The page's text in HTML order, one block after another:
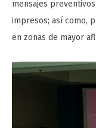
mensajes
impresos; así como,
en zonas de mayor